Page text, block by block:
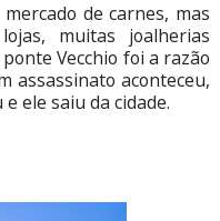
de carnes, mas
muitas joalherias
Vecchio foi a razão
assassinato aconteceu,
ele saiu da cidade.